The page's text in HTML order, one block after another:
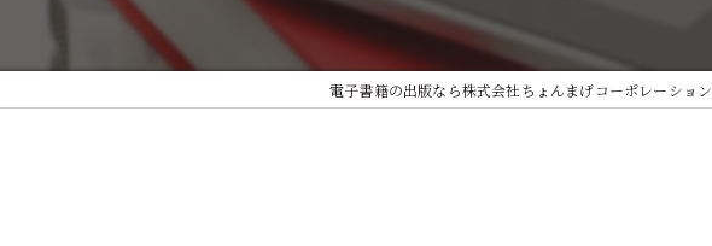
電子書籍の出版なら株式会社ちょんまげコーポレーション